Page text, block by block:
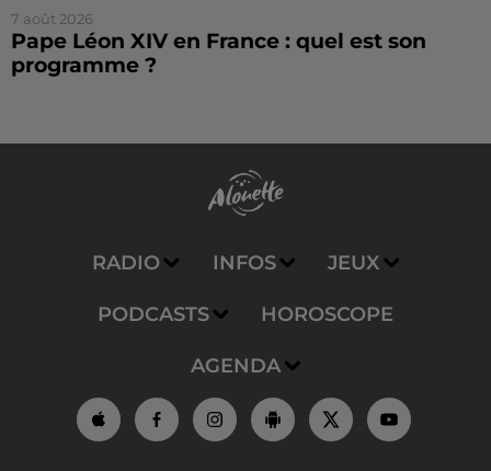
7 août 2026
Pape Léon XIV en France : quel est son
programme ?
RADIO INFOS JEUX
PODCASTS HOROSCOPE
AGENDA